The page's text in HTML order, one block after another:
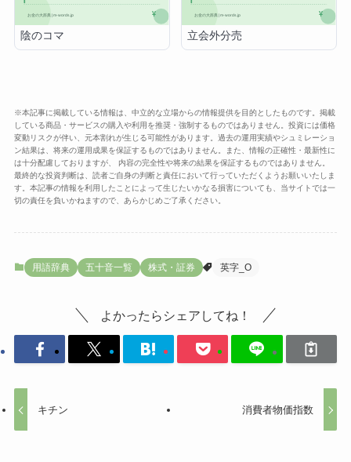
陰のコマ 立会外分売
※本記事に掲載している情報は、中立的な立場からの情報提供を目的としたものです。掲載
している商品・サービスの購入や利用を推奨・強制するものではありません。投資には価格
変動リスクが伴い、元本割れが生じる可能性があります。過去の運用実績やシュミレーショ
ン結果は、将来の運用成果を保証するものではありません。また、情報の正確性・最新性に
は十分配慮しておりますが、 内容の完全性や将来の結果を保証するものではありません。
最終的な投資判断は、読者ご自身の判断と責任において行っていただくようお願いいたしま
す。本記事の情報を利用したことによって生じたいかなる損害についても、当サイトでは一
切の責任を負いかねますので、あらかじめご了承ください。
用語辞典 五十音一覧 株式・証券 英字_O
よかったらシェアしてね！
キチン 消費者物価指数